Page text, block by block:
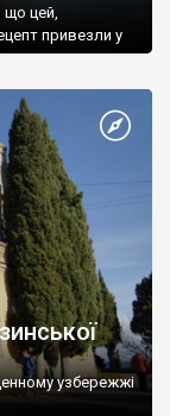
що цей,
привезли у
узбережжі